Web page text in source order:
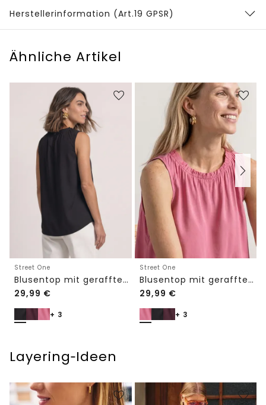
Herstellerinformation (Art.19 GPSR)
Ähnliche Artikel
Street One
Blusentop mit gerafftem Rundhals
29,99 €
+ 3
Street One
Blusentop mit gerafftem Rundhals
29,99 €
+ 3
Layering‑Ideen